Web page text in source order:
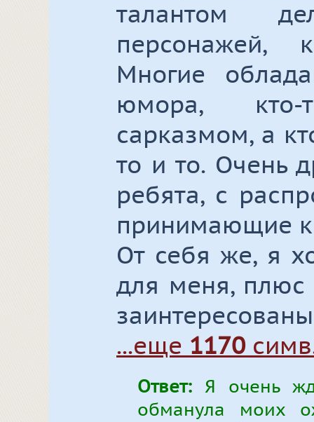
талантом
персонажей,
Многие
юмора, кто-
сарказмом, а
то и то. Очень
ребята, с
принимающие к
От себя же, я
для меня, плюс
...еще 1170
Ответ: Я очень
обманула моих